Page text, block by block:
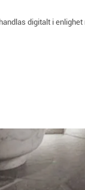
digitalt i